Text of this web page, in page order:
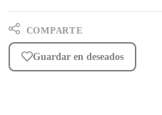
COMPARTE
Guardar en deseados